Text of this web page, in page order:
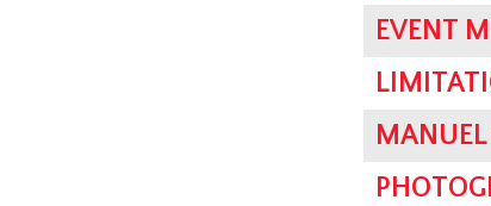
EVENT
MANUEL